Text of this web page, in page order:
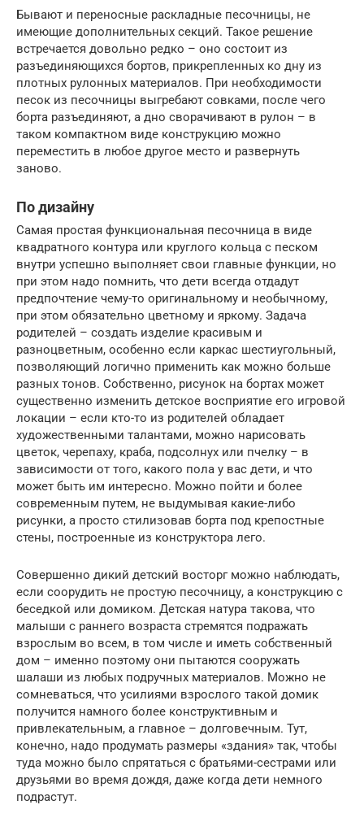
Бывают и переносные раскладные песочницы, не
имеющие дополнительных секций. Такое решение
встречается довольно редко – оно состоит из
разъединяющихся бортов, прикрепленных ко дну из
плотных рулонных материалов. При необходимости
песок из песочницы выгребают совками, после чего
борта разъединяют, а дно сворачивают в рулон – в
таком компактном виде конструкцию можно
переместить в любое другое место и развернуть
заново.
По дизайну
Самая простая функциональная песочница в виде
квадратного контура или круглого кольца с песком
внутри успешно выполняет свои главные функции, но
при этом надо помнить, что дети всегда отдадут
предпочтение чему-то оригинальному и необычному,
при этом обязательно цветному и яркому. Задача
родителей – создать изделие красивым и
разноцветным, особенно если каркас шестиугольный,
позволяющий логично применить как можно больше
разных тонов. Собственно, рисунок на бортах может
существенно изменить детское восприятие его игровой
локации – если кто-то из родителей обладает
художественными талантами, можно нарисовать
цветок, черепаху, краба, подсолнух или пчелку – в
зависимости от того, какого пола у вас дети, и что
может быть им интересно. Можно пойти и более
современным путем, не выдумывая какие-либо
рисунки, а просто стилизовав борта под крепостные
стены, построенные из конструктора лего.
Совершенно дикий детский восторг можно наблюдать,
если соорудить не простую песочницу, а конструкцию с
беседкой или домиком. Детская натура такова, что
малыши с раннего возраста стремятся подражать
взрослым во всем, в том числе и иметь собственный
дом – именно поэтому они пытаются сооружать
шалаши из любых подручных материалов. Можно не
сомневаться, что усилиями взрослого такой домик
получится намного более конструктивным и
привлекательным, а главное – долговечным. Тут,
конечно, надо продумать размеры «здания» так, чтобы
туда можно было спрятаться с братьями-сестрами или
друзьями во время дождя, даже когда дети немного
подрастут.